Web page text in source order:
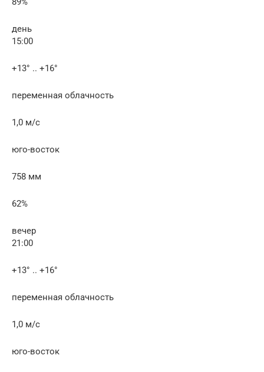
день
15:00
+13° .. +16°
переменная облачность
1,0 м/с
юго-восток
758 мм
62%
вечер
21:00
+13° .. +16°
переменная облачность
1,0 м/с
юго-восток